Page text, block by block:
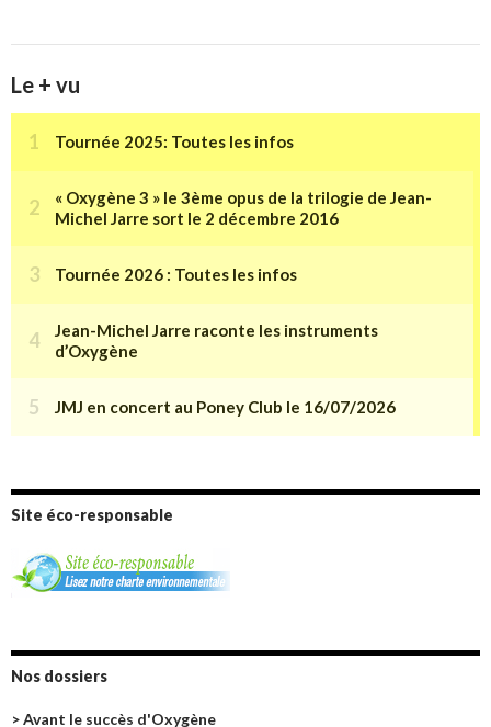
Le + vu
Site éco-responsable
Nos dossiers
> Avant le succès d'Oxygène